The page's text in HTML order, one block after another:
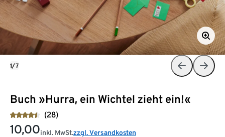
Buch »Hurra, ein Wichtel zieht ein!«
(28)
10,00inkl. MwSt.zzgl. Versandkosten
1/7